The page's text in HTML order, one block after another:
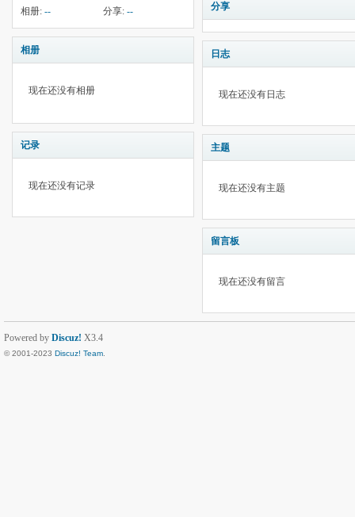
相册: -- 分享: --
相册
现在还没有相册
记录
现在还没有记录
分享
日志
现在还没有日志
主题
现在还没有主题
留言板
现在还没有留言
Powered by Discuz! X3.4
© 2001-2023 Discuz! Team